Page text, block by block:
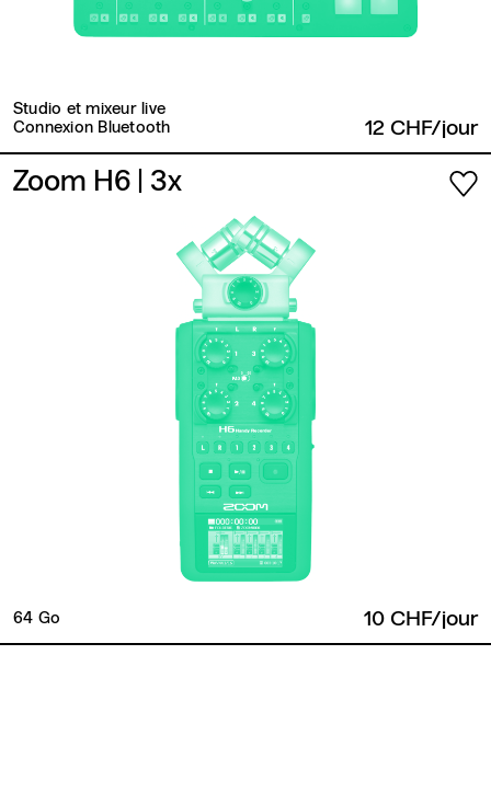
Studio et mixeur live
Connexion Bluetooth
12 CHF/jour
Zoom H6 | 3x
64 Go 10 CHF/jour
Retour en haut de page